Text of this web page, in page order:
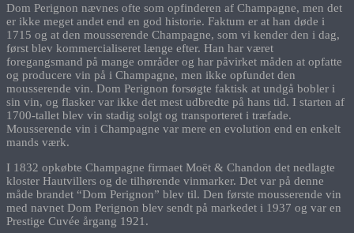
Dom Perignon nævnes ofte som opfinderen af Champagne, men det
er ikke meget andet end en god historie. Faktum er at han døde i
1715 og at den mousserende Champagne, som vi kender den i dag,
først blev kommercialiseret længe efter. Han har været
foregangsmand på mange områder og har påvirket måden at opfatte
og producere vin på i Champagne, men ikke opfundet den
mousserende vin. Dom Perignon forsøgte faktisk at undgå bobler i
sin vin, og flasker var ikke det mest udbredte på hans tid. I starten af
1700-tallet blev vin stadig solgt og transporteret i træfade.
Mousserende vin i Champagne var mere en evolution end en enkelt
mands værk.
I 1832 opkøbte Champagne firmaet Moët & Chandon det nedlagte
kloster Hautvillers og de tilhørende vinmarker. Det var på denne
måde brandet “Dom Perignon” blev til. Den første mousserende vin
med navnet Dom Perignon blev sendt på markedet i 1937 og var en
Prestige Cuvée årgang 1921.